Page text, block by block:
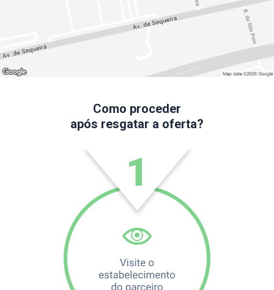
Como proceder
após resgatar a oferta?